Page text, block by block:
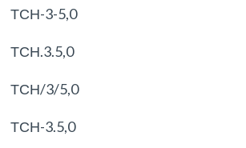
ТСН-3-5,0
ТСН.3.5,0
ТСН/3/5,0
ТСН-3.5,0